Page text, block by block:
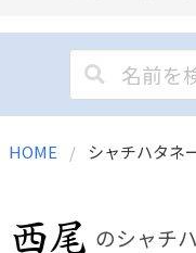
HOME シャチハタネ
のシャチ